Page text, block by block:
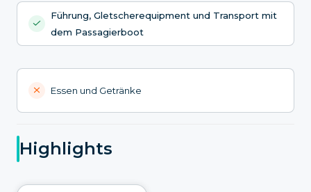
Führung, Gletscherequipment und Transport mit
dem Passagierboot
Essen und Getränke
Highlights